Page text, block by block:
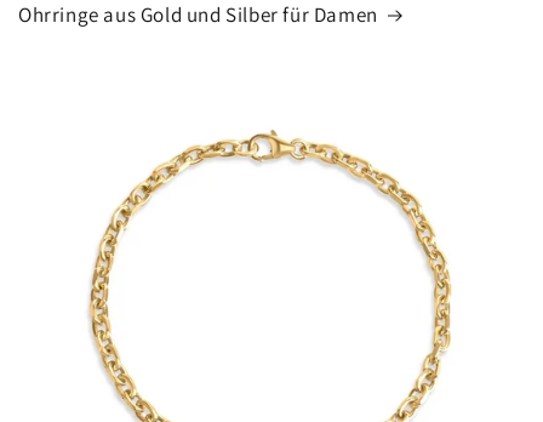
Ohrringe aus Gold und Silber für Damen